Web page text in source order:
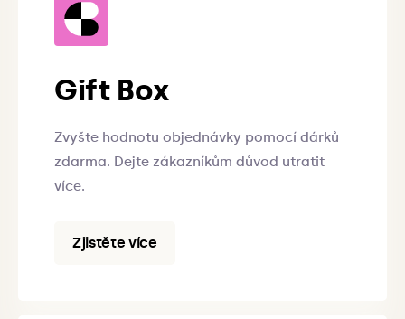
Gift Box
Zvyšte hodnotu objednávky pomocí dárků
zdarma. Dejte zákazníkům důvod utratit
více.
Zjistěte více